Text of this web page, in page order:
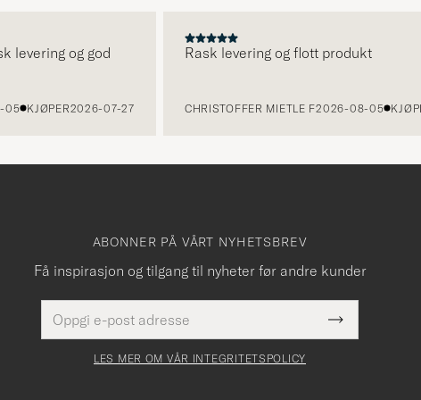
og god
KJØPER2026-07-27
Rask levering og flott produkt
CHRISTOFFER MIETLE F2026-08-05 KJØPER
ABONNER PÅ VÅRT NYHETSBREV
Få inspirasjon og tilgang til nyheter før andre kunder
postadresse
Dette
felt
Submit
Newsletter
LES MER OM VÅR INTEGRITETSPOLICY